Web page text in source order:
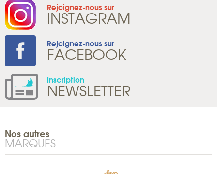
Rejoignez-nous sur
INSTAGRAM
Rejoignez-nous sur
FACEBOOK
Inscription
NEWSLETTER
Nos autres
MARQUES